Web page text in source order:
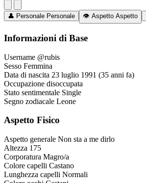
👤 Personale Personale 👁️ Aspetto Aspetto
Informazioni di Base
Username @rubis
Sesso Femmina
Data di nascita 23 luglio 1991 (35 anni fa)
Occupazione disoccupata
Stato sentimentale Single
Segno zodiacale Leone
Aspetto Fisico
Aspetto generale Non sta a me dirlo
Altezza 175
Corporatura Magro/a
Colore capelli Castano
Lunghezza capelli Normali